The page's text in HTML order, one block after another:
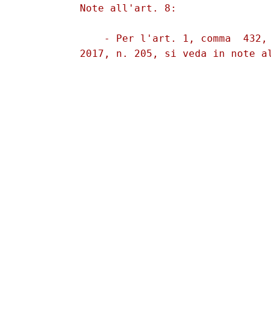
          Note all'art. 8:
- Per l'art. 1, comma